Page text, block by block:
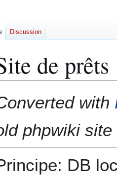
de prêts
with
phpwiki site
DB
Discussion